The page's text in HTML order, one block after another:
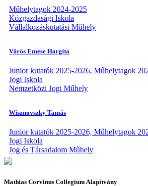
Műhelytagok 2024-2025
Közgazdasági Iskola
Vállalkozáskutatási Műhely
Vörös Emese Hargita
Junior kutatók 2025-2026, Műhelytagok
Jogi Iskola
Nemzetközi Jogi Műhely
Wisznovszky Tamás
Junior kutatók 2025-2026, Műhelytagok
Jogi Iskola
Jog és Társadalom Műhely
Mathias Corvinus Collegium Alapítvány